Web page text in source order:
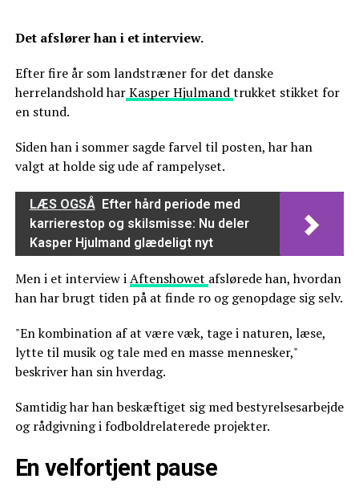
Det afslører han i et interview.
Efter fire år som landstræner for det danske
herrelandshold harKasper Hjulmandtrukket stikket for
en stund.
Siden han i sommer sagde farvel til posten, har han
valgt at holde sig ude af rampelyset.
LÆS OGSÅ Efter hård periode med
karrierestop og skilsmisse: Nu deler
Kasper Hjulmand glædeligt nyt
Men i et interview iAftenshowet afslørede han, hvordan
han har brugt tiden på at finde ro og genopdage sig selv.
"En kombination af at være væk, tage i naturen, læse,
lytte til musik og tale med en masse mennesker,"
beskriver han sin hverdag.
Samtidig har han beskæftiget sig med bestyrelsesarbejde
og rådgivning i fodboldrelaterede projekter.
En velfortjent pause